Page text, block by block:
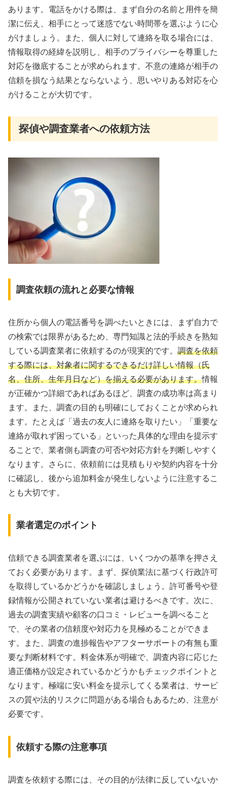
あります。電話をかける際は、まず自分の名前と用件を簡
潔に伝え、相手にとって迷惑でない時間帯を選ぶように心
がけましょう。また、個人に対して連絡を取る場合には、
情報取得の経緯を説明し、相手のプライバシーを尊重した
対応を徹底することが求められます。不意の連絡が相手の
信頼を損なう結果とならないよう、思いやりある対応を心
がけることが大切です。
探偵や調査業者への依頼方法
調査依頼の流れと必要な情報
住所から個人の電話番号を調べたいときには、まず自力で
の検索では限界があるため、専門知識と法的手続きを熟知
している調査業者に依頼するのが現実的です。 調査を依頼
する際には、対象者に関するできるだけ詳しい情報（氏
名、住所、生年月日など）を揃える必要があります。情報
が正確かつ詳細であればあるほど、調査の成功率は高まり
ます。また、調査の目的も明確にしておくことが求められ
ます。たとえば「過去の友人に連絡を取りたい」「重要な
連絡が取れず困っている」といった具体的な理由を提示す
ることで、業者側も調査の可否や対応方針を判断しやすく
なります。さらに、依頼前には見積もりや契約内容を十分
に確認し、後から追加料金が発生しないように注意するこ
とも大切です。
業者選定のポイント
信頼できる調査業者を選ぶには、いくつかの基準を押さえ
ておく必要があります。まず、探偵業法に基づく行政許可
を取得しているかどうかを確認しましょう。許可番号や登
録情報が公開されていない業者は避けるべきです。次に、
過去の調査実績や顧客の口コミ・レビューを調べること
で、その業者の信頼度や対応力を見極めることができま
す。また、調査の進捗報告やアフターサポートの有無も重
要な判断材料です。料金体系が明確で、調査内容に応じた
適正価格が設定されているかどうかもチェックポイントと
なります。極端に安い料金を提示してくる業者は、サービ
スの質や法的リスクに問題がある場合もあるため、注意が
必要です。
依頼する際の注意事項
調査を依頼する際には、その目的が法律に反していないか